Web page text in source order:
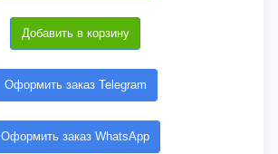
Добавить в корзину
Оформить заказ Telegram
Оформить заказ WhatsApp